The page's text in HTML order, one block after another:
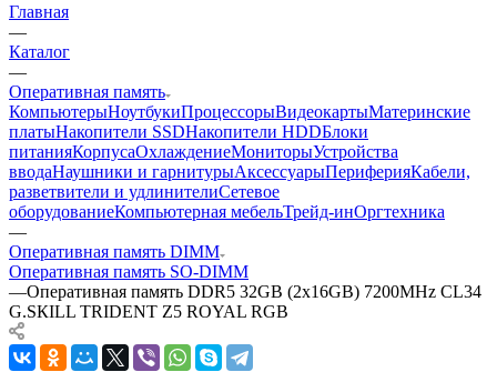
Главная
—
Каталог
—
Оперативная память
КомпьютерыНоутбукиПроцессорыВидеокартыМатеринские
платыНакопители SSDНакопители HDDБлоки
питанияКорпусаОхлаждениеМониторыУстройства
вводаНаушники и гарнитурыАксессуарыПериферияКабели,
разветвители и удлинителиСетевое
оборудованиеКомпьютерная мебельТрейд-инОргтехника
—
Оперативная память DIMM
Оперативная память SO-DIMM
—Оперативная память DDR5 32GB (2x16GB) 7200MHz CL34
G.SКILL TRIDENT Z5 ROYAL RGB